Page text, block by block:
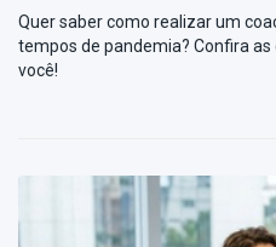
Quer saber como realizar um
tempos de pandemia? Confira
você!